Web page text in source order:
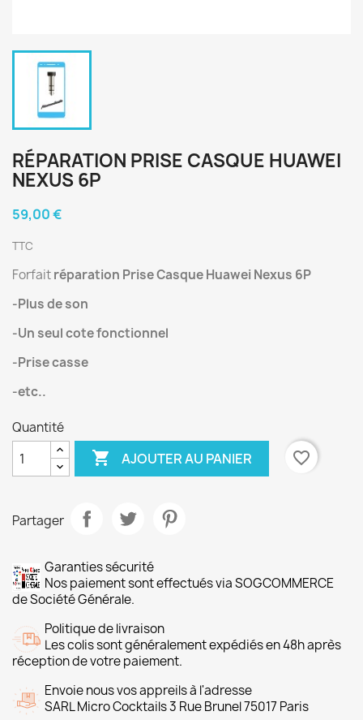
RÉPARATION PRISE CASQUE HUAWEI
NEXUS 6P
59,00 €
TTC
Forfaitréparation Prise Casque Huawei Nexus 6P
-Plus de son
-Un seul cote fonctionnel
-Prise casse
-etc..
Quantité
 AJOUTER AU PANIER favorite_border
Partager
Garanties sécurité
Nos paiement sont effectués via SOGCOMMERCE
de Société Générale.
Politique de livraison
Les colis sont généralement expédiés en 48h après
réception de votre paiement.
Envoie nous vos appreils à l'adresse
SARL Micro Cocktails 3 Rue Brunel 75017 Paris